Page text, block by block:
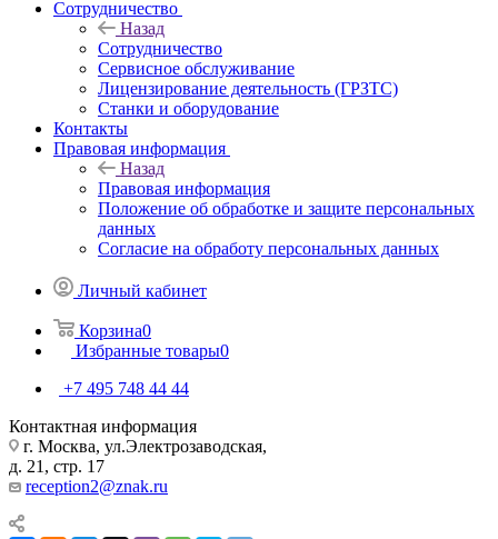
Сотрудничество
Назад
Сотрудничество
Сервисное обслуживание
Лицензирование деятельность (ГРЗТС)
Станки и оборудование
Контакты
Правовая информация
Назад
Правовая информация
Положение об обработке и защите персональных
данных
Согласие на обработу персональных данных
Личный кабинет
Корзина0
Избранные товары0
+7 495 748 44 44
Контактная информация
г. Москва, ул.Электрозаводская,
д. 21, стр. 17
reception2@znak.ru